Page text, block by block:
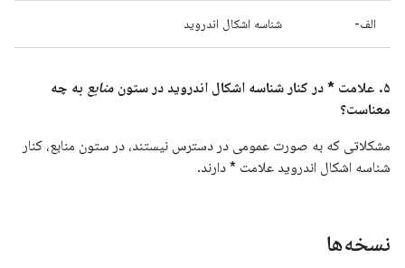
الف- شناسه اشکال اندروید
۵. علامت * در کنار شناسه اشکال اندروید در ستون منابع به چه
معناست؟
مشکلاتی که به صورت عمومی در دسترس نیستند، در ستون منابع، کنار
شناسه اشکال اندروید علامت * دارند.
نسخه‌ها